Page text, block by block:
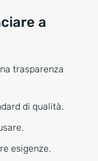
a
trasparenza
di qualità.
esigenze.